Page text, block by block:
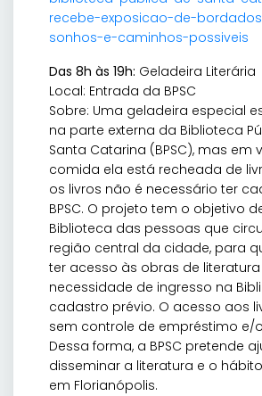
recebe-exposicao-de-
sonhos-e-caminhos-possiveis
Das 8h às 19h: Geladeira Literária
Local: Entrada da BPSC
Sobre: Uma geladeira especial
na parte externa da Biblioteca
Santa Catarina (BPSC), mas em
comida ela está recheada de
os livros não é necessário ter
BPSC. O projeto tem o objetivo
Biblioteca das pessoas que
região central da cidade, para
ter acesso às obras de
necessidade de ingresso na
cadastro prévio. O acesso aos
sem controle de empréstimo e/
Dessa forma, a BPSC pretende
disseminar a literatura e o
em Florianópolis.